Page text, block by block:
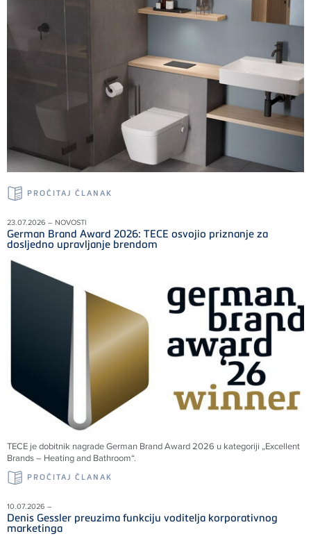
PROČITAJ ČLANAK
23.07.2026 – NOVOSTI
German Brand Award 2026: TECE osvojio priznanje za
dosljedno upravljanje brendom
TECE je dobitnik nagrade German Brand Award 2026 u kategoriji „Excellent
Brands – Heating and Bathroom“.
PROČITAJ ČLANAK
10.07.2026 –
Denis Gessler preuzima funkciju voditelja korporativnog
marketinga